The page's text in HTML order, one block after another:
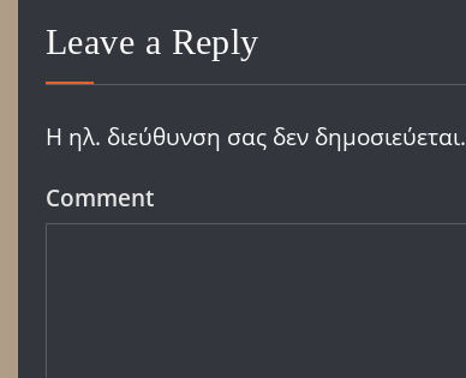
Leave a Reply
Η ηλ. διεύθυνση σας δεν δημοσιεύεται.
Comment